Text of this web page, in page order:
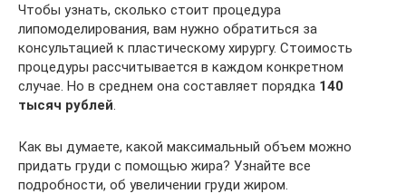
Чтобы узнать, сколько стоит процедура
липомоделирования, вам нужно обратиться за
консультацией к пластическому хирургу. Стоимость
процедуры рассчитывается в каждом конкретном
случае. Но в среднем она составляет порядка 140
тысяч рублей
Как вы думаете, какой максимальный объем можно
придать груди с помощью жира? Узнайте все
подробности, об увеличении груди жиром.